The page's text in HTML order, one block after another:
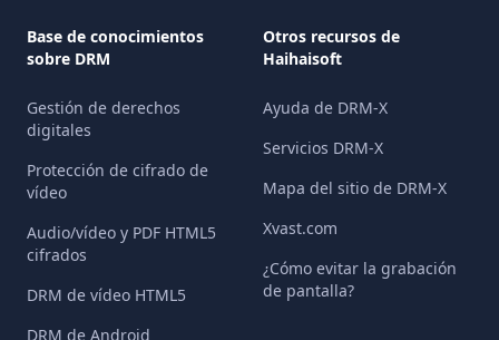
Base de conocimientos
sobre DRM
Gestión de derechos
digitales
Protección de cifrado de
vídeo
Audio/vídeo y PDF HTML5
cifrados
DRM de vídeo HTML5
DRM de Android
Otros recursos de
Haihaisoft
Ayuda de DRM-X
Servicios DRM-X
Mapa del sitio de DRM-X
Xvast.com
¿Cómo evitar la grabación
de pantalla?